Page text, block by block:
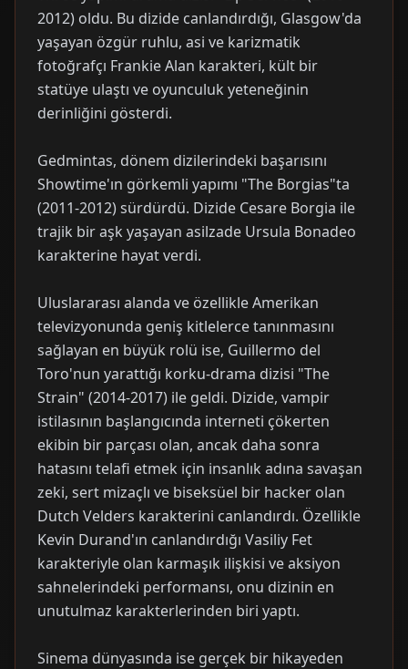
2012) oldu. Bu dizide canlandırdığı, Glasgow'da
yaşayan özgür ruhlu, asi ve karizmatik
fotoğrafçı Frankie Alan karakteri, kült bir
statüye ulaştı ve oyunculuk yeteneğinin
derinliğini gösterdi.
Gedmintas, dönem dizilerindeki başarısını
Showtime'ın görkemli yapımı "The Borgias"ta
(2011-2012) sürdürdü. Dizide Cesare Borgia ile
trajik bir aşk yaşayan asilzade Ursula Bonadeo
karakterine hayat verdi.
Uluslararası alanda ve özellikle Amerikan
televizyonunda geniş kitlelerce tanınmasını
sağlayan en büyük rolü ise, Guillermo del
Toro'nun yarattığı korku-drama dizisi "The
Strain" (2014-2017) ile geldi. Dizide, vampir
istilasının başlangıcında interneti çökerten
ekibin bir parçası olan, ancak daha sonra
hatasını telafi etmek için insanlık adına savaşan
zeki, sert mizaçlı ve biseksüel bir hacker olan
Dutch Velders karakterini canlandırdı. Özellikle
Kevin Durand'ın canlandırdığı Vasiliy Fet
karakteriyle olan karmaşık ilişkisi ve aksiyon
sahnelerindeki performansı, onu dizinin en
unutulmaz karakterlerinden biri yaptı.
Sinema dünyasında ise gerçek bir hikayeden